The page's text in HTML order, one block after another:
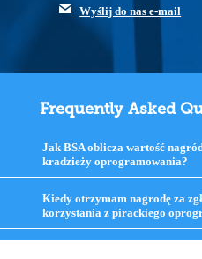
Wyślij do nas e-mail
Frequently Asked
Jak BSA oblicza wartość
kradzieży oprogramowania?
to
Kiedy otrzymam nagrodę za
korzystania z pirackiego